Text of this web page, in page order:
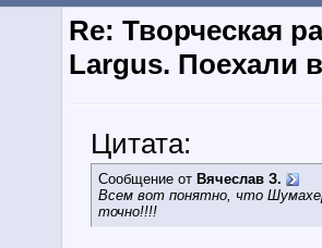
Re: Творческая
Largus. Поехали
Цитата:
Сообщение от Вячеслав З.
Всем вот понятно, что
точно!!!!